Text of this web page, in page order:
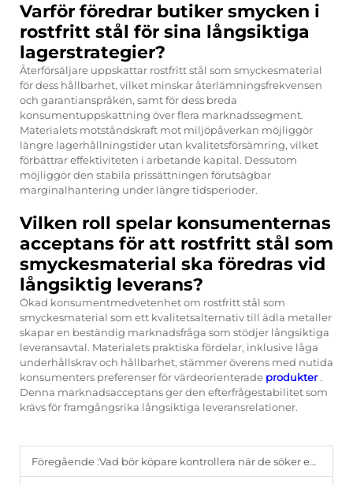
Varför föredrar butiker smycken i
rostfritt stål för sina långsiktiga
lagerstrategier?
Återförsäljare uppskattar rostfritt stål som smyckesmaterial
för dess hållbarhet, vilket minskar återlämningsfrekvensen
och garantianspråken, samt för dess breda
konsumentuppskattning över flera marknadssegment.
Materialets motståndskraft mot miljöpåverkan möjliggör
längre lagerhållningstider utan kvalitetsförsämring, vilket
förbättrar effektiviteten i arbetande kapital. Dessutom
möjliggör den stabila prissättningen förutsägbar
marginalhantering under längre tidsperioder.
Vilken roll spelar konsumenternas
acceptans för att rostfritt stål som
smyckesmaterial ska föredras vid
långsiktig leverans?
Ökad konsumentmedvetenhet om rostfritt stål som
smyckesmaterial som ett kvalitetsalternativ till ädla metaller
skapar en beständig marknadsfråga som stödjer långsiktiga
leveransavtal. Materialets praktiska fördelar, inklusive låga
underhållskrav och hållbarhet, stämmer överens med nutida
konsumenters preferenser för värdeorienterade produkter.
Denna marknadsacceptans ger den efterfrågestabilitet som
krävs för framgångsrika långsiktiga leveransrelationer.
Föregående :Vad bör köpare kontrollera när de söker en fabrik för flätade armband?